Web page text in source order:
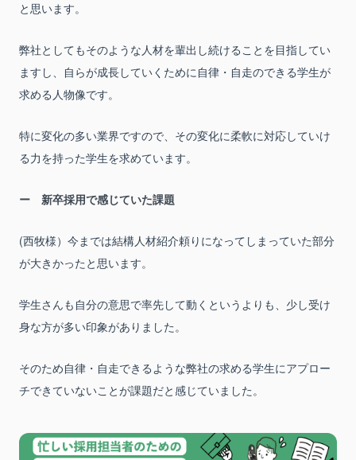
と思います。
弊社としてもそのような人材を輩出し続けることを目指してい
ますし、自らが成長していくために自律・自走のできる学生が
求める人物像です。
特に変化の多い業界ですので、その変化に柔軟に対応していけ
る力を持った学生を求めています。
新卒採用で感じていた課題
(西牧様）今までは結構人材紹介頼りになってしまっていた部分
が大きかったと思います。
学生さんも自分の意思で率先して動くというよりも、少し受け
身な方が多い印象がありました。
そのため自律・自走できるような弊社の求める学生にアプロー
チできていないことが課題だと感じていました。